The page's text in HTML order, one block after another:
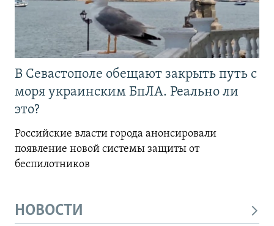
В Севастополе обещают закрыть путь с
моря украинским БпЛА. Реально ли
это?
Российские власти города анонсировали
появление новой системы защиты от
беспилотников
НОВОСТИ